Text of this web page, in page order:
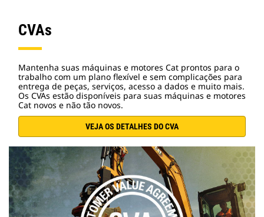
CVAs
Mantenha suas máquinas e motores Cat prontos para o
trabalho com um plano flexível e sem complicações para
entrega de peças, serviços, acesso a dados e muito mais.
Os CVAs estão disponíveis para suas máquinas e motores
Cat novos e não tão novos.
VEJA OS DETALHES DO CVA